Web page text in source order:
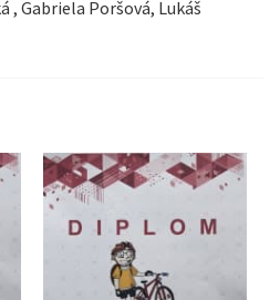
, Gabriela Poršová, Lukáš